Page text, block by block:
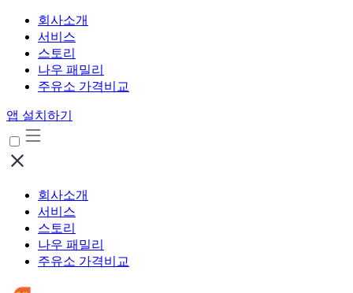
회사소개
서비스
스토리
나우 패밀리
주유소 가격비교
앱 설치하기
회사소개
서비스
스토리
나우 패밀리
주유소 가격비교